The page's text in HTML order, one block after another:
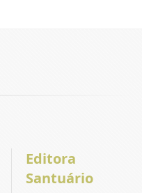
Editora
Santuário